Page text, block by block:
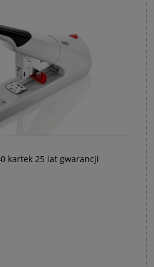
kartek 25 lat gwarancji